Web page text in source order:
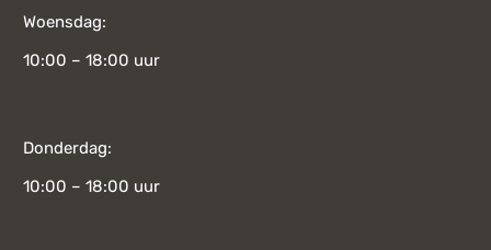
Woensdag:
10:00 – 18:00 uur
Donderdag:
10:00 – 18:00 uur